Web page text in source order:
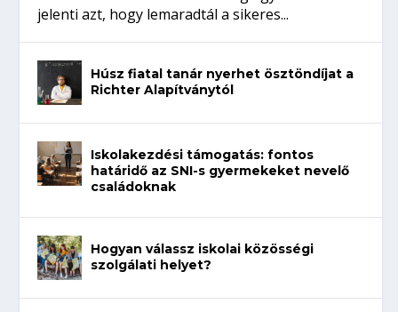
jelenti azt, hogy lemaradtál a sikeres...
Húsz fiatal tanár nyerhet ösztöndíjat a
Richter Alapítványtól
Iskolakezdési támogatás: fontos
határidő az SNI-s gyermekeket nevelő
családoknak
Hogyan válassz iskolai közösségi
szolgálati helyet?